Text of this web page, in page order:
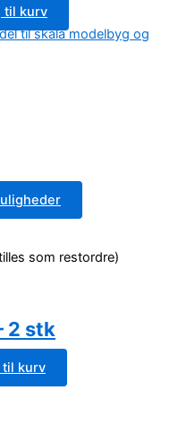
til kurv
som restordre)
2 stk
kurv